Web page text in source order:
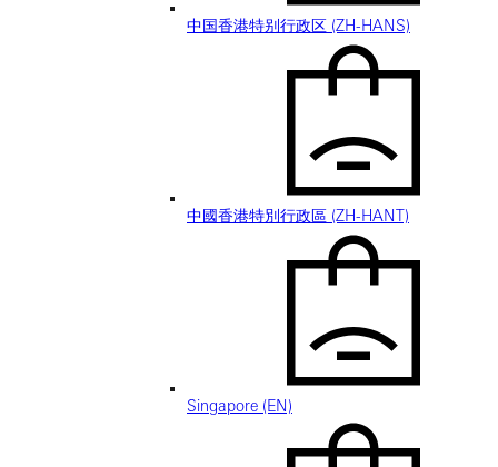
中国香港特别行政区 (ZH-HANS)
中國香港特別行政區 (ZH-HANT)
Singapore (EN)